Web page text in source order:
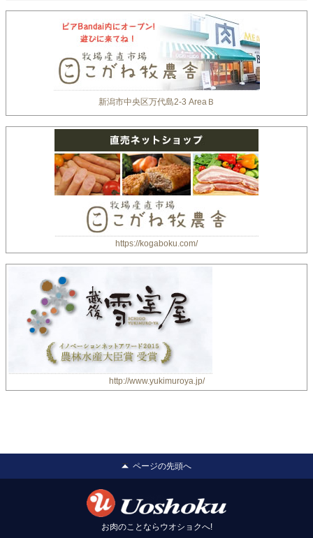
新潟市中央区万代島2-3 AreaＢ
https://kogaboku.com/
http://www.yukimuroya.jp/
ページの先頭へ
お肉のことならウオショクへ!